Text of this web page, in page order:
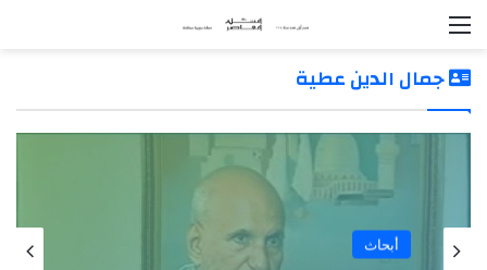
جمال الدين عطية
أبحاث